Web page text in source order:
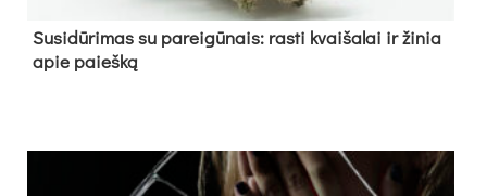
Su­si­dū­ri­mas su pa­rei­gū­nais: ras­ti kvai­ša­lai ir ži­nia
apie paieš­ką